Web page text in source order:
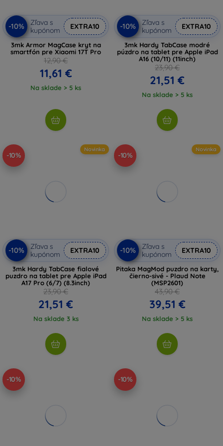
-10%
Zľava s
kupónom
EXTRA10
3mk Armor MagCase kryt na
smartfón pre Xiaomi 17T Pro
12,90 €
11,61 €
Na sklade > 5 ks
-10%
Zľava s
kupónom
EXTRA10
3mk Hardy TabCase modré
púzdro na tablet pre Apple iPad
A16 (10/11) (11inch)
23,90 €
21,51 €
Na sklade > 5 ks
-10%
Novinka
-10%
Zľava s
kupónom
EXTRA10
3mk Hardy TabCase fialové
puzdro na tablet pre Apple iPad
A17 Pro (6/7) (8.3inch)
23,90 €
21,51 €
Na sklade 3 ks
-10%
Novinka
-10%
Zľava s
kupónom
EXTRA10
Pitaka MagMod puzdro na karty,
čierno-sivé - Plaud Note
(MSP2601)
43,90 €
39,51 €
Na sklade > 5 ks
-10% -10%